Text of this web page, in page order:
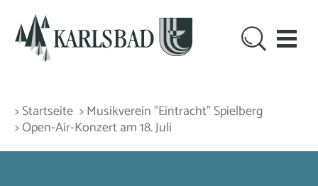
> Startseite > Musikverein "Eintracht" Spielberg
> Open-Air-Konzert am 18. Juli